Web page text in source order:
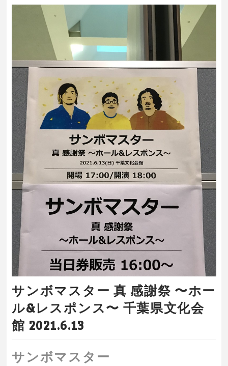
サンボマスター 真 感謝祭 〜ホー
ル&レスポンス〜 千葉県文化会
館 2021.6.13
サンボマスター